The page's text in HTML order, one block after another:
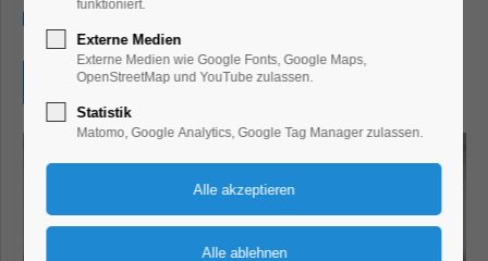
Eintritt frei
funktioniert.
Externe Medien
Externe Medien wie Google Fonts, Google Maps,
OpenStreetMap und YouTube zulassen.
Statistik
Matomo, Google Analytics, Google Tag Manager zulassen.